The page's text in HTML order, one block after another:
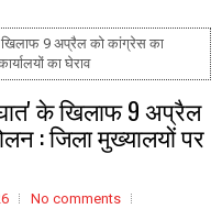
खिलाफ 9 अप्रैल को कांग्रेस का
का घेराव
के खिलाफ 9 अप्रैल
: जिला मुख्यालयों पर
No comments